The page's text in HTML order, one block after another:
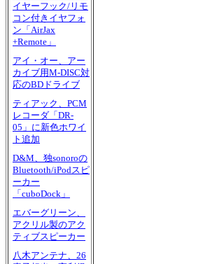
イヤーフック/リモ
コン付きイヤフォ
ン「AirJax
+Remote」
アイ・オー、アー
カイブ用M-DISC対
応のBDドライブ
ティアック、PCM
レコーダ「DR-
05」に新色ホワイ
ト追加
D&M、独sonoroの
Bluetooth/iPodスピ
ーカー
「cuboDock」
エバーグリーン、
アクリル製のアク
ティブスピーカー
八木アンテナ、26